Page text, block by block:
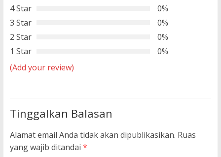
4 Star
0%
3 Star
0%
2 Star
0%
1 Star
0%
(Add your review)
Tinggalkan Balasan
Alamat email Anda tidak akan dipublikasikan. Ruas
yang wajib ditandai *